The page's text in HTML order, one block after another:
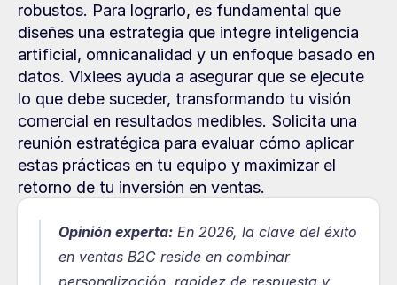
robustos. Para lograrlo, es fundamental que
diseñes una estrategia que integre inteligencia
artificial, omnicanalidad y un enfoque basado en
datos. Vixiees ayuda a asegurar que se ejecute
lo que debe suceder, transformando tu visión
comercial en resultados medibles. Solicita una
reunión estratégica para evaluar cómo aplicar
estas prácticas en tu equipo y maximizar el
retorno de tu inversión en ventas.
Opinión experta: En 2026, la clave del éxito
en ventas B2C reside en combinar
personalización, rapidez de respuesta y